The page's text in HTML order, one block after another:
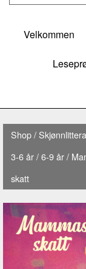
Velkommen
Shop/
3-6 år/6-9 år/
skatt